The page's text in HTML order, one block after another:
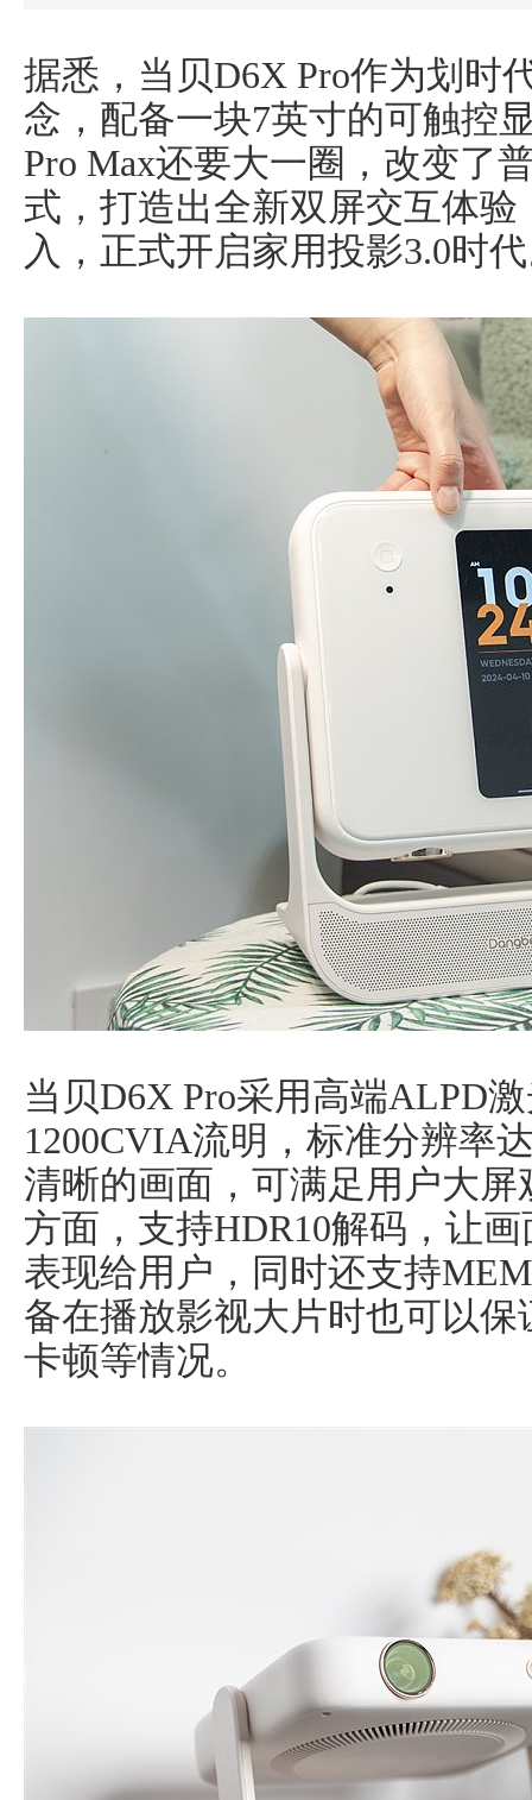
据悉，当贝D6X Pro作为划时
念，配备一块7英寸的可触控
Pro Max还要大一圈，改变了
式，打造出全新双屏交互体
入，正式开启家用投影3.0时
当贝D6X Pro采用高端ALPD
1200CVIA流明，标准分辨率
清晰的画面，可满足用户大
方面，支持HDR10解码，让
表现给用户，同时还支持
备在播放影视大片时也可以
卡顿等情况。